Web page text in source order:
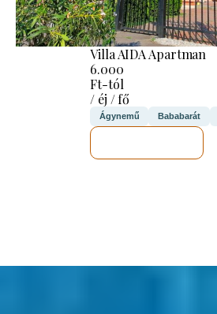
Villa AIDA Apartman
6.000
Ft-tól
/ éj / fő
Ágynemű Bababarát